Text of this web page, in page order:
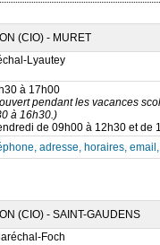
(CIO) - MURET
Lyautey
à 17h00
pendant les vacances
à 16h30.)
de 09h00 à 12h30 et de
adresse, horaires,
(CIO) - SAINT-GAUDENS
Foch